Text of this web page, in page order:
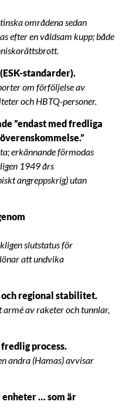
områdena sedan
efter en våldsam kupp; både
standarder).
om förföljelse av
och HBTQ-personer.
”endast med fredliga
erkännande förmodas
1949 års
angreppskrig) utan
slutstatus för
att undvika
och regional stabilitet.
av raketer och tunnlar,
process.
andra (Hamas) avvisar
enheter … som är